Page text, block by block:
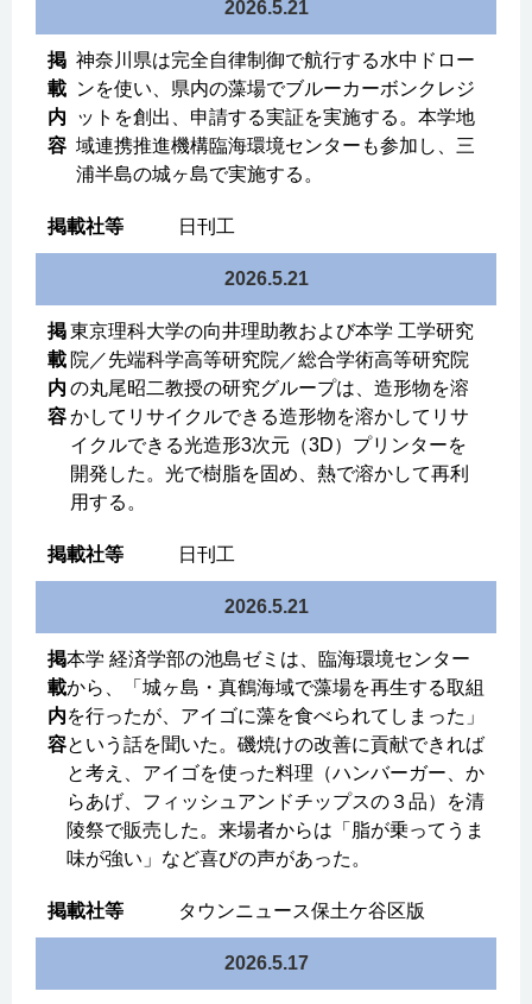
2026.5.21
神奈川県は完全自律制御で航行する水中ドロー
ンを使い、県内の藻場でブルーカーボンクレジ
ットを創出、申請する実証を実施する。本学地
域連携推進機構臨海環境センターも参加し、三
浦半島の城ヶ島で実施する。
日刊工
2026.5.21
東京理科大学の向井理助教および本学 工学研究
院／先端科学高等研究院／総合学術高等研究院
の丸尾昭二教授の研究グループは、造形物を溶
かしてリサイクルできる造形物を溶かしてリサ
イクルできる光造形3次元（3D）プリンターを
開発した。光で樹脂を固め、熱で溶かして再利
用する。
日刊工
2026.5.21
本学 経済学部の池島ゼミは、臨海環境センター
から、「城ヶ島・真鶴海域で藻場を再生する取組
を行ったが、アイゴに藻を食べられてしまった」
という話を聞いた。磯焼けの改善に貢献できれば
と考え、アイゴを使った料理（ハンバーガー、か
らあげ、フィッシュアンドチップスの３品）を清
陵祭で販売した。来場者からは「脂が乗ってうま
味が強い」など喜びの声があった。
タウンニュース保土ケ谷区版
2026.5.17